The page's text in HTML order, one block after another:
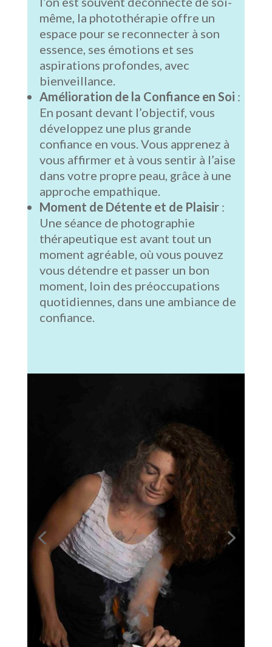
même, la photothérapie offre un
espace pour se reconnecter à son
essence, ses émotions et ses
aspirations profondes, avec
bienveillance.
Amélioration de la Confiance en Soi :
En posant devant l’objectif, vous
développez une plus grande
confiance en vous. Vous apprenez à
vous affirmer et à vous sentir à l’aise
dans votre propre peau, grâce à une
approche empathique.
Moment de Détente et de Plaisir:
Une séance de photographie
thérapeutique est avant tout un
moment agréable, où vous pouvez
vous détendre et passer un bon
moment, loin des préoccupations
quotidiennes, dans une ambiance de
confiance.